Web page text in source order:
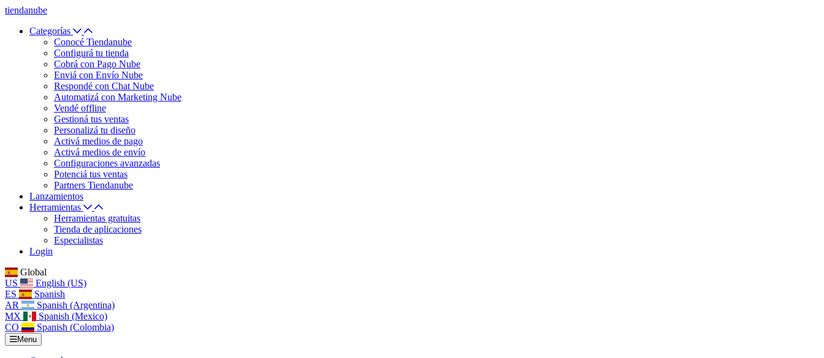
tiendanube
Categorías
Conocé Tiendanube
Configurá tu tienda
Cobrá con Pago Nube
Enviá con Envío Nube
Respondé con Chat Nube
Automatizá con Marketing Nube
Vendé offline
Gestioná tus ventas
Personalizá tu diseño
Activá medios de pago
Activá medios de envío
Configuraciones avanzadas
Potenciá tus ventas
Partners Tiendanube
Lanzamientos
Herramientas
Herramientas gratuitas
Tienda de aplicaciones
Especialistas
Login
Global
US
English (US)
ES
Spanish
AR
Spanish (Argentina)
MX
Spanish (Mexico)
CO
Spanish (Colombia)
Menu